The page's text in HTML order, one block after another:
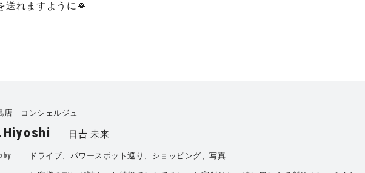
送れますように🍀
店 コンシェルジュ
日𠮷 未来
ドライブ、パワースポット巡り、ショッピング、写真